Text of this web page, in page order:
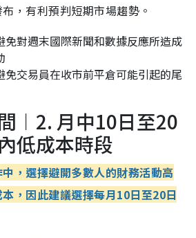
，有利預判短期市場趨勢。
免對週末國際新聞和數據反應所造成
免交易員在收市前平倉可能引起的尾
︱2. 月中10日至20
低成本時段
，選擇避開多數人的財務活動高
，因此建議選擇每月10日至20日